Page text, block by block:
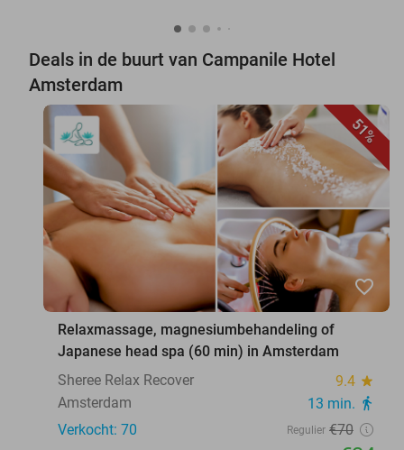
Deals in de buurt van Campanile Hotel
Amsterdam
51%
favorite_border
Relaxmassage, magnesiumbehandeling of
Japanese head spa (60 min) in Amsterdam
Sheree Relax Recover
9.4 star
Amsterdam 13 min. directions_walk
Verkocht: 70 Regulier €70